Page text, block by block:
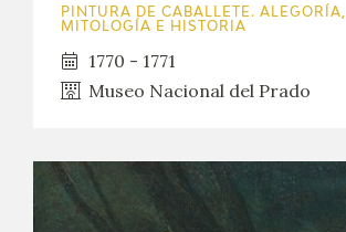
PINTURA DE CABALLETE. ALEGORÍA,
MITOLOGÍA E HISTORIA
1770 - 1771
Museo Nacional del Prado